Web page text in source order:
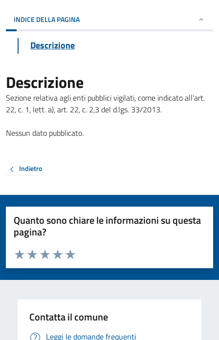
INDICE DELLA PAGINA
Descrizione
Descrizione
Sezione relativa agli enti pubblici vigilati, come indicato all'art.
22, c. 1, lett. a), art. 22, c. 2,3 del d.lgs. 33/2013.
Nessun dato pubblicato.
Indietro
Quanto sono chiare le informazioni su questa
pagina?
Valuta da 1 a 5 stelle la pagina
Valuta 5 stelle su 5
Valuta 4 stelle su 5
Valuta 3 stelle su 5
Valuta 2 stelle su 5
Valuta 1 stelle su 5
Contatta il comune
Leggi le domande frequenti